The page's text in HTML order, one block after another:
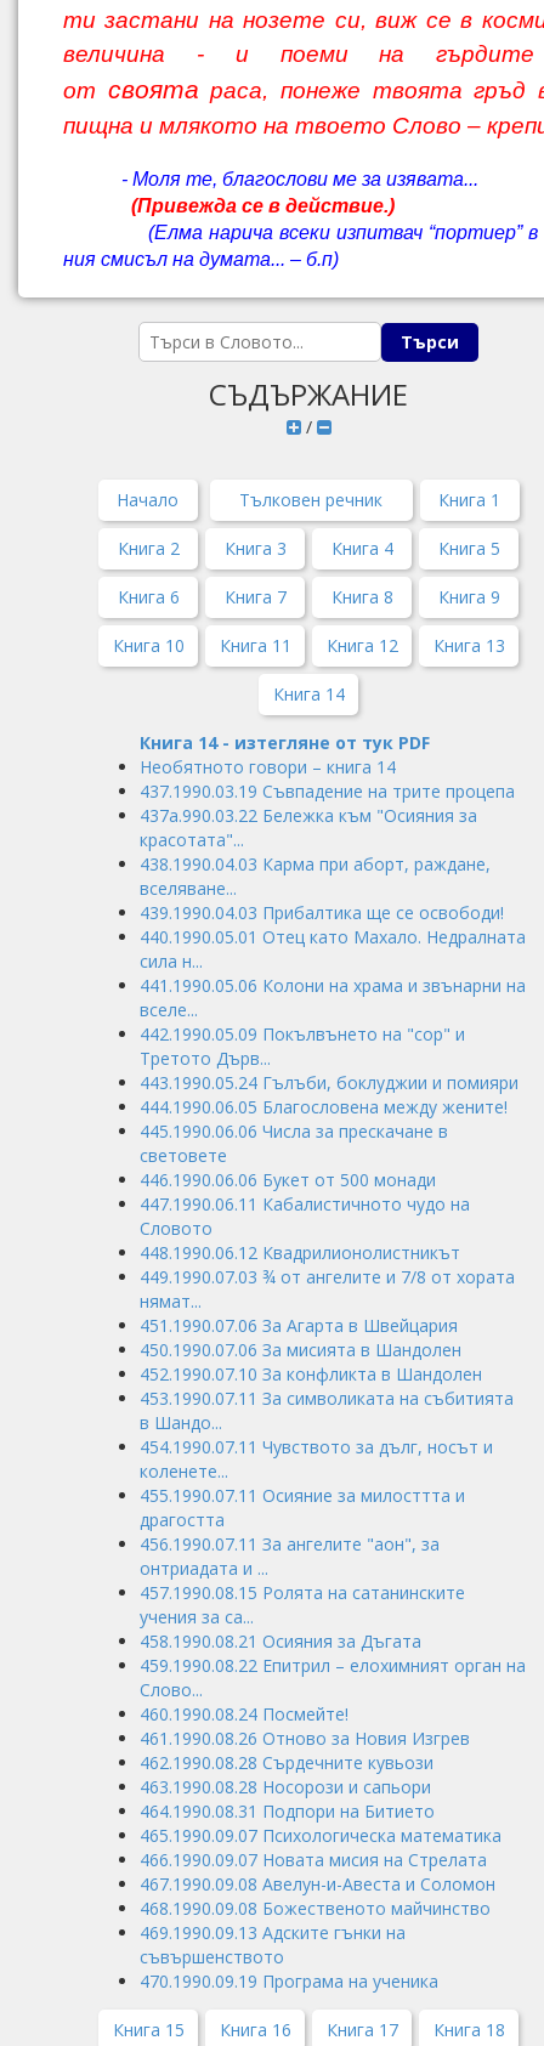
ти застани на нозете си, виж се в
величина - и поеми на
от своята раса, понеже твоята гръд
пищна и мля­кото на твоето Слово –
- Моля те, благослови ме за изявата...
(Привежда се в действие.)
(Елма нарича всеки изпитвач “портиер” в
ния смисъл на думата... – б.п)
СЪДЪРЖАНИЕ
/
Начало Тълковен речник Книга 1
Книга 2 Книга 3 Книга 4 Книга 5
Книга 6 Книга 7 Книга 8 Книга 9
Книга 10 Книга 11 Книга 12 Книга 13
Книга 14
Книга 14 - изтегляне от тук PDF
Необятното говори – книга 14
437.1990.03.19 Съвпадение на трите процепа
437а.990.03.22 Бележка към "Осияния за
красотата"...
438.1990.04.03 Карма при аборт, раждане,
вселяване...
439.1990.04.03 Прибалтика ще се освободи!
440.1990.05.01 Отец като Махало. Недралната
сила н...
441.1990.05.06 Колони на храма и звънарни на
вселе...
442.1990.05.09 Покълвънето на "сор" и
Третото Дърв...
443.1990.05.24 Гълъби, боклуджии и помияри
444.1990.06.05 Благословена между жените!
445.1990.06.06 Числа за прескачане в
световете
446.1990.06.06 Букет от 500 монади
447.1990.06.11 Кабалистичното чудо на
Словото
448.1990.06.12 Квадрилионолистникът
449.1990.07.03 ¾ от ангелите и 7/8 от хората
нямат...
451.1990.07.06 За Агарта в Швейцария
450.1990.07.06 За мисията в Шандолен
452.1990.07.10 За конфликта в Шандолен
453.1990.07.11 За символиката на събитията
в Шандо...
454.1990.07.11 Чувството за дълг, носът и
коленете...
455.1990.07.11 Осияние за милосттта и
драгостта
456.1990.07.11 За ангелите "аон", за
онтриадата и ...
457.1990.08.15 Ролята на сатанинските
учения за са...
458.1990.08.21 Осияния за Дъгата
459.1990.08.22 Епитрил – елохимният орган на
Слово...
460.1990.08.24 Посмейте!
461.1990.08.26 Отново за Новия Изгрев
462.1990.08.28 Сърдечните кувьози
463.1990.08.28 Носорози и сапьори
464.1990.08.31 Подпори на Битието
465.1990.09.07 Психологическа математика
466.1990.09.07 Новата мисия на Стрелата
467.1990.09.08 Авелун-и-Авеста и Соломон
468.1990.09.08 Божественото майчинство
469.1990.09.13 Адските гънки на
съвършенството
470.1990.09.19 Програма на ученика
Книга 15 Книга 16 Книга 17 Книга 18